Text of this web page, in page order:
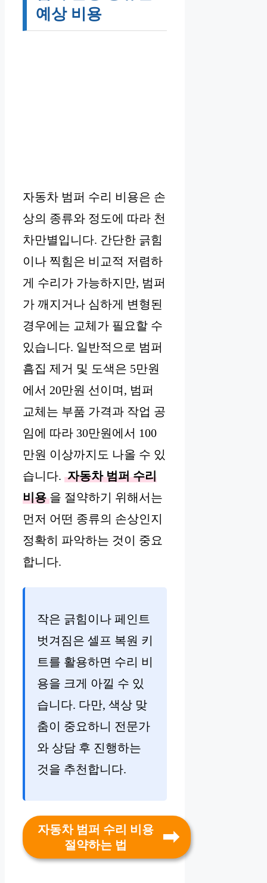
예상 비용
자동차 범퍼 수리 비용은 손
상의 종류와 정도에 따라 천
차만별입니다. 간단한 긁힘
이나 찍힘은 비교적 저렴하
게 수리가 가능하지만, 범퍼
가 깨지거나 심하게 변형된
경우에는 교체가 필요할 수
있습니다. 일반적으로 범퍼
흠집 제거 및 도색은 5만원
에서 20만원 선이며, 범퍼
교체는 부품 가격과 작업 공
임에 따라 30만원에서 100
만원 이상까지도 나올 수 있
습니다. 자동차 범퍼 수리
비용 을 절약하기 위해서는
먼저 어떤 종류의 손상인지
정확히 파악하는 것이 중요
합니다.
작은 긁힘이나 페인트
벗겨짐은 셀프 복원 키
트를 활용하면 수리 비
용을 크게 아낄 수 있
습니다. 다만, 색상 맞
춤이 중요하니 전문가
와 상담 후 진행하는
것을 추천합니다.
자동차 범퍼 수리 비용
절약하는 법